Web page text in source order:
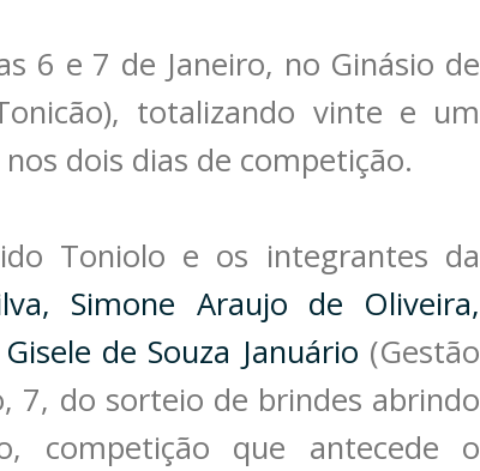
6 e 7 de Janeiro, no Ginásio de
totalizando vinte e um
dois dias de competição.
Toniolo e os integrantes da
Simone Araujo de Oliveira,
de Souza Januário (Gestão
7, do sorteio de brindes abrindo
competição que antecede o